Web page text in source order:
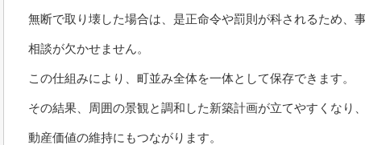
無断で取り壊した場合は、是正命令や罰則が科されるため、
相談が欠かせません。
この仕組みにより、町並み全体を一体として保存できます。
その結果、周囲の景観と調和した新築計画が立てやすくなり
動産価値の維持にもつながります。